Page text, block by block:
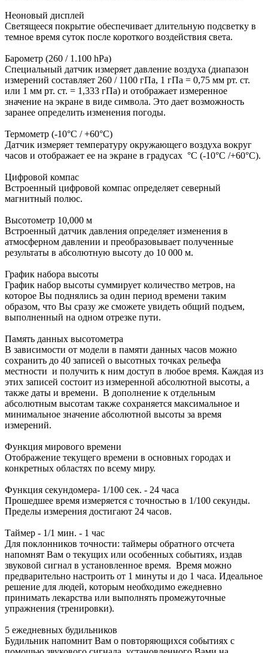
Неоновый дисплей
Светящееся покрытие обеспечивает длительную подсветку в
темное время суток после короткого воздействия света.
Барометр (260 / 1.100 hPa)
Специальный датчик измеряет давление воздуха (диапазон
измерений составляет 260 / 1100 гПа, 1 гПа = 0,75 мм рт. ст.
или 1 мм рт. ст. = 1,333 гПа) и отображает измеренное
значение на экране в виде символа. Это дает возможность
заранее определить изменения погоды.
Термометр (-10°C / +60°C)
Датчик измеряет температуру окружающего воздуха вокруг
часов и отображает ее на экране в градусах °C (-10°C /+60°C).
Цифровой компас
Встроенный цифровой компас определяет северный
магнитный полюс.
Высотометр 10,000 м
Встроенный датчик давления определяет изменения в
атмосферном давлении и преобразовывает полученные
результаты в абсолютную высоту до 10 000 м.
График набора высоты
График набор высоты суммирует количество метров, на
которое Вы поднялись за один период времени таким
образом, что Вы сразу же сможете увидеть общий подъем,
выполненный на одном отрезке пути.
Память данных высотометра
В зависимости от модели в памяти данных часов можно
сохранить до 40 записей о высотных точках рельефа
местности и получить к ним доступ в любое время. Каждая из
этих записей состоит из измеренной абсолютной высоты, а
также даты и времени. В дополнение к отдельным
абсолютным высотам также сохраняется максимальное и
минимальное значение абсолютной высоты за время
измерений.
Функция мирового времени
Отображение текущего времени в основных городах и
конкретных областях по всему миру.
Функция секундомера- 1/100 сек. - 24 часа
Прошедшее время измеряется с точностью в 1/100 секунды.
Пределы измерения достигают 24 часов.
Таймер - 1/1 мин. - 1 час
Для поклонников точности: таймеры обратного отсчета
напомнят Вам о текущих или особенных событиях, издав
звуковой сигнал в установленное время. Время можно
предварительно настроить от 1 минуты и до 1 часа. Идеальное
решение для людей, которым необходимо ежедневно
принимать лекарства или выполнять промежуточные
упражнения (тренировки).
5 ежедневных будильников
Будильник напомнит Вам о повторяющихся событиях с